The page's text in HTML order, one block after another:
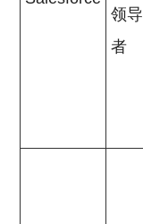
领导
者